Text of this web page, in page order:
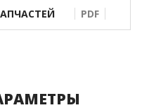
PDF